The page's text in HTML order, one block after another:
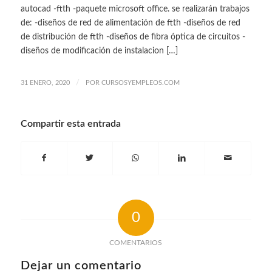
autocad -ftth -paquete microsoft office. se realizarán trabajos
de: -diseños de red de alimentación de ftth -diseños de red
de distribución de ftth -diseños de fibra óptica de circuitos -
diseños de modificación de instalacion […]
31 ENERO, 2020 / POR CURSOSYEMPLEOS.COM
Compartir esta entrada
0
COMENTARIOS
Dejar un comentario